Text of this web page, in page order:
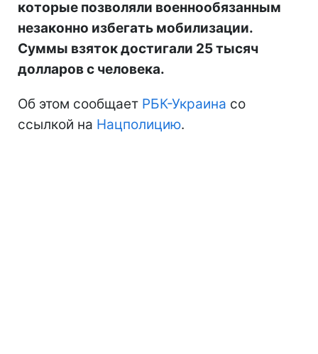
которые позволяли военнообязанным
незаконно избегать мобилизации.
Суммы взяток достигали 25 тысяч
долларов с человека.
Об этом сообщает РБК-Украина со
ссылкой на Нацполицию.